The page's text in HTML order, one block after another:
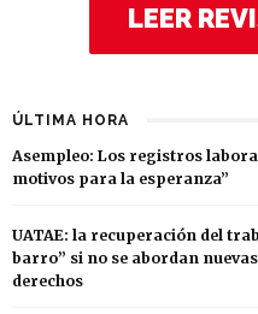
LEER
ÚLTIMA HORA
Asempleo: Los registros
motivos para la esperanza”
UATAE: la recuperación del
barro” si no se abordan
derechos